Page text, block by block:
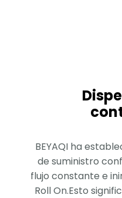
BEYAQI ha
de suministro
flujo constante e
Roll On.Esto